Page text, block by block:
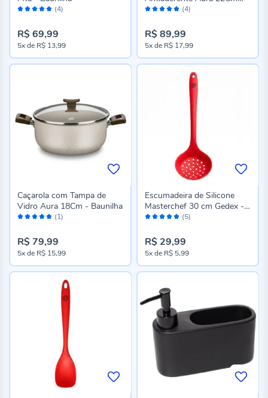
Avaliação: (4)
R$ 69,99
5xde R$ 13,99
Avaliação: (4)
Mta - Baunilha
R$ 89,99
5xde R$ 17,99
Avaliação: (1)
Caçarola com Tampa de
Vidro Aura 18Cm - Baunilha
R$ 79,99
5xde R$ 15,99
Avaliação: (5)
Escumadeira de Silicone
Masterchef 30 cm Gedex -
Vermelho
R$ 29,99
5xde R$ 5,99